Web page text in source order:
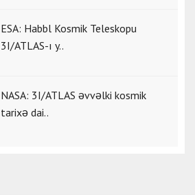
ESA: Habbl Kosmik Teleskopu
3I/ATLAS-ı y..
NASA: 3I/ATLAS əvvəlki kosmik
tarixə dai..